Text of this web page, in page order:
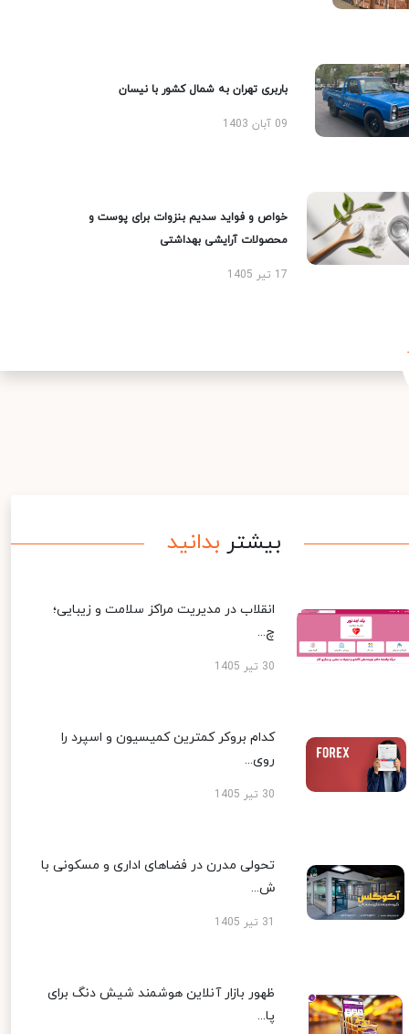
باربری تهران به شمال کشور با نیسان
09 آبان 1403
خواص و فواید سدیم بنزوات برای پوست و
محصولات آرایشی بهداشتی
17 تیر 1405
بیشتر بدانید
انقلاب در مدیریت مراکز سلامت و زیبایی؛
چ...
30 تیر 1405
کدام بروکر کمترین کمیسیون و اسپرد را
روی...
30 تیر 1405
تحولی مدرن در فضاهای اداری و مسکونی با
ش...
ظهور بازار آنلاین هوشمند شیش دنگ برای
پا...